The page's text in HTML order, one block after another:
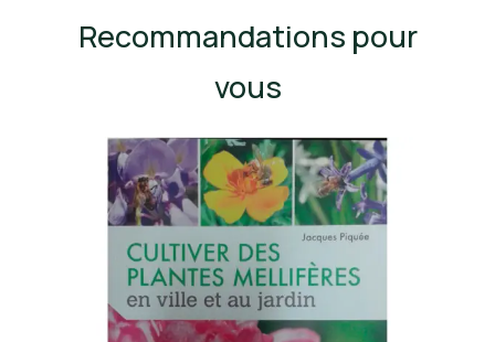
Recommandations pour
vous